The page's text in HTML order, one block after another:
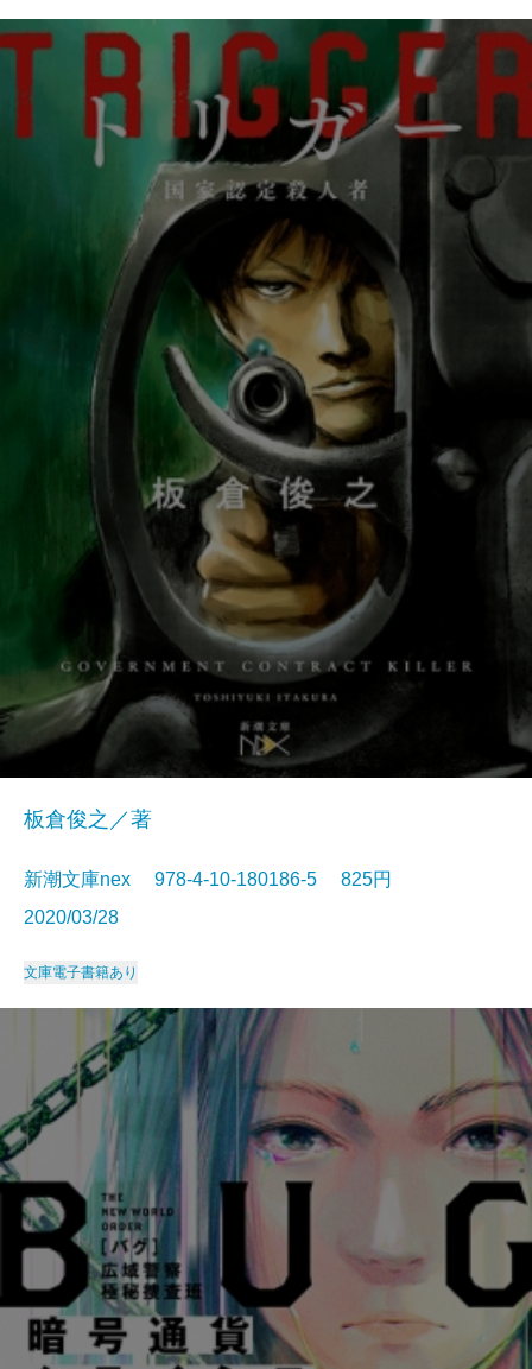
板倉俊之／著
新潮文庫nex 978-4-10-180186-5 825円
2020/03/28
文庫電子書籍あり